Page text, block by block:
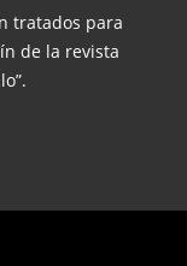
tratados para
de la revista